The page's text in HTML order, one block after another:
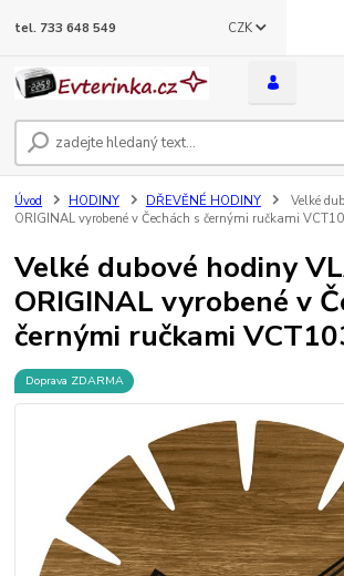
CZK
tel. 733 648 549
Úvod HODINY DŘEVĚNÉ HODINY
Velké
ORIGINAL vyrobené v Čechách s černými ručkami
Velké dubové hodiny
ORIGINAL vyrobené v
černými ručkami
Doprava ZDARMA